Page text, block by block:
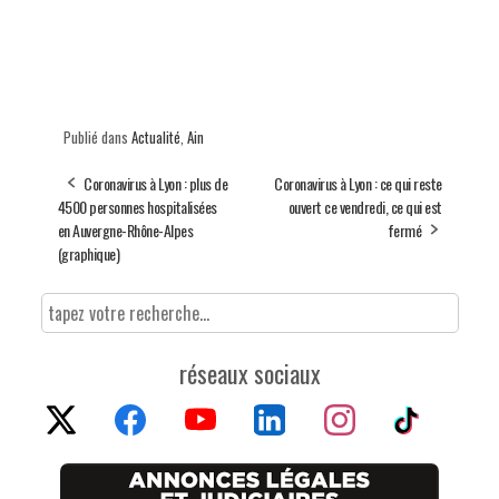
Publié dans Actualité Ain
Coronavirus à Lyon : plus de
4500 personnes hospitalisées
en Auvergne-Rhône-Alpes
(graphique)
Coronavirus à Lyon : ce qui reste
ouvert ce vendredi, ce qui est
fermé
réseaux sociaux